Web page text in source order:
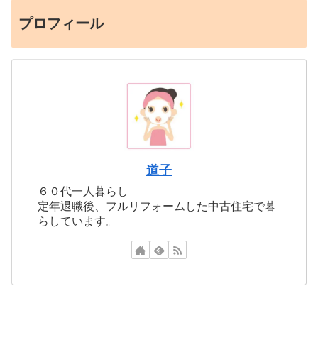
プロフィール
道子
６０代一人暮らし
定年退職後、フルリフォームした中古住宅で暮
らしています。